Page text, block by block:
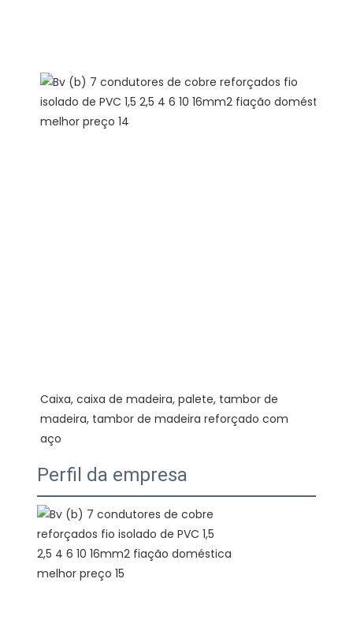
Caixa, caixa de madeira, palete, tambor de
madeira, tambor de madeira reforçado com
Perfil da empresa